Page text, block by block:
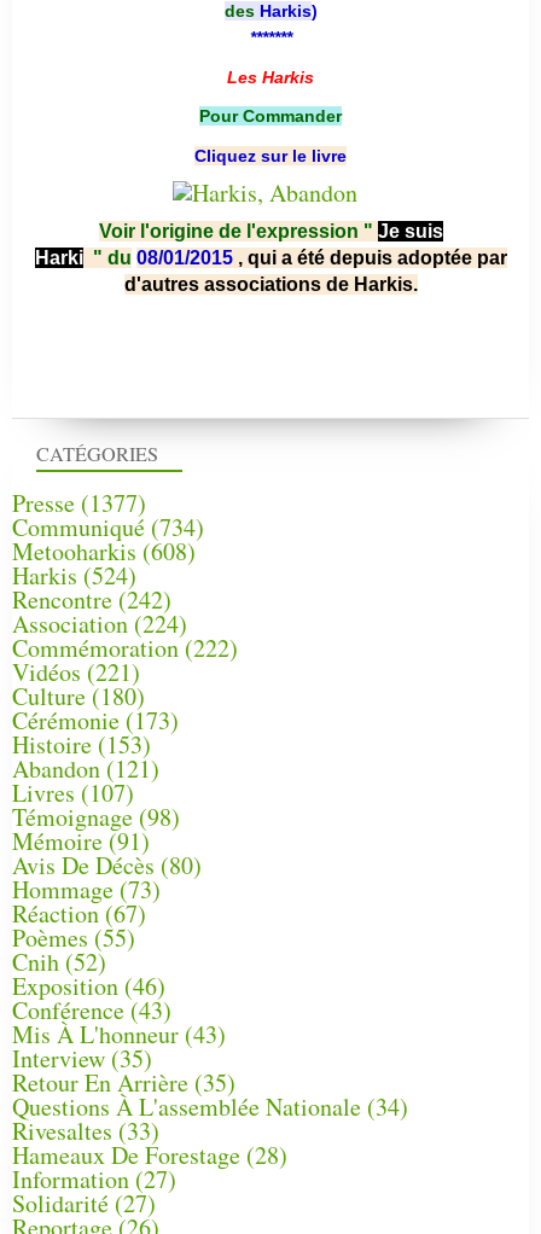
CATÉGORIES
Presse (1377)
Communiqué (734)
Metooharkis (608)
Harkis (524)
Rencontre (242)
Association (224)
Commémoration(222)
Vidéos (221)
Culture(180)
Cérémonie (173)
Histoire (153)
Abandon(121)
Livres (107)
Témoignage (98)
Mémoire (91)
Avis De Décès (80)
Hommage (73)
Réaction(67)
Poèmes (55)
Cnih (52)
Exposition (46)
Conférence(43)
Mis À L'honneur (43)
Interview (35)
Retour En Arrière (35)
Questions À L'assemblée Nationale (34)
Rivesaltes (33)
Hameaux De Forestage (28)
Information (27)
Solidarité (27)
Reportage(26)
des Harkis)
*******
Les Harkis
Pour Commander
Cliquez sur le livre
Voir l'origine de l'expression " Je suis
Harki " du 08/01/2015 , qui a été depuis adoptée par
d'autres associations de Harkis.